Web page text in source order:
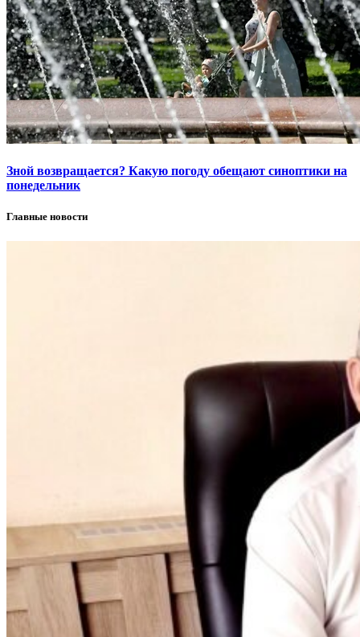
Зной возвращается? Какую погоду обещают синоптики на
понедельник
Главные новости